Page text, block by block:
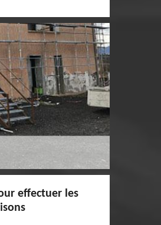
effectuer les